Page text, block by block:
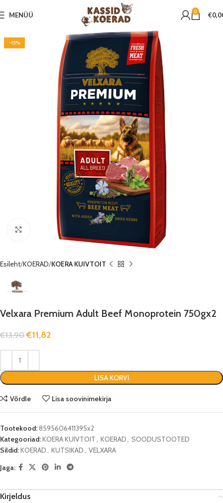
MENÜÜ 0 €
-15%
Suurenda
Esileht KOERAD KOERA KUIVTOIT
Velxara Premium Adult Beef Monoprotein 750gx2
€13,90 €11,82
LISA KORVI
Võrdle Lisa soovinimekirja
Tootekood:8595606411395x2
Kategooriad:KOERA KUIVTOIT, KOERAD, SOODUSTOOTED
Sildid:KOERAD, KUTSIKAD, VELXARA
Jaga:
Kirjeldus